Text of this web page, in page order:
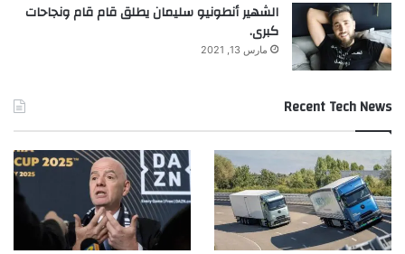
khabar3ajeldubai.com — الملحن اللبناني محمود عيد..
علامة فارقة في الوسط الغنائي العربي
main اللبناني الملحن علامة
عيد محمود
الشهير أنطونيو سليمان يطلق قام قام ونجاحات
كبرى.
مارس 13, 2021
Recent Tech News